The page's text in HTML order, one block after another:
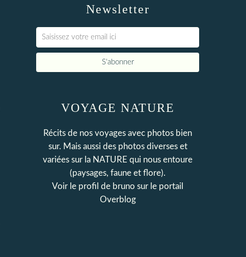
Newsletter
VOYAGE NATURE
Récits de nos voyages avec photos bien
sur. Mais aussi des photos diverses et
variées sur la NATURE qui nous entoure
(paysages, faune et flore).
Voir le profil de bruno sur le portail
Overblog